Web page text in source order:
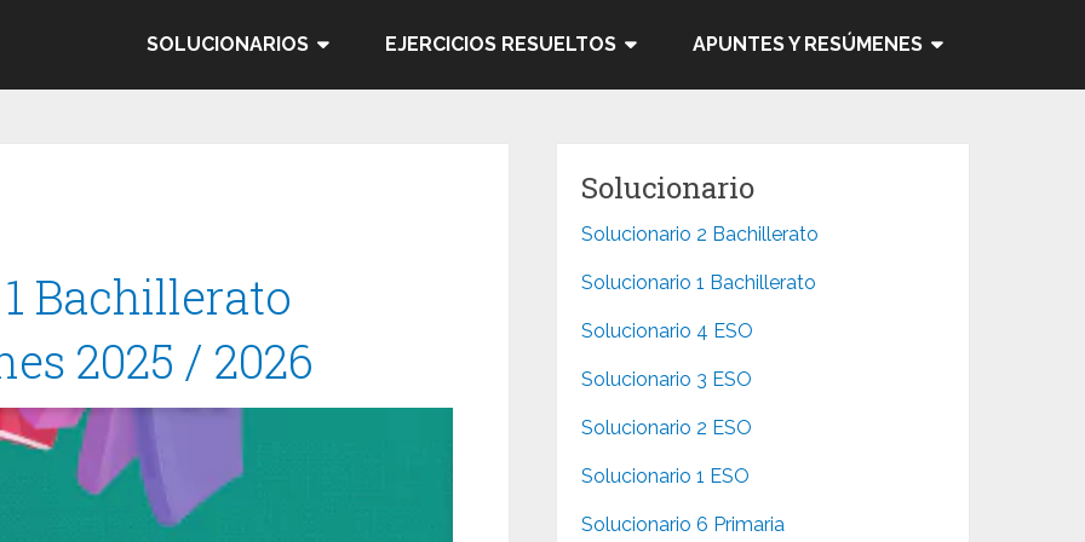
SOLUCIONARIOS EJERCICIOS RESUELTOS APUNTES Y RESÚMENES
Bachillerato
2025 / 2026
Solucionario
Solucionario 2 Bachillerato
Solucionario 1 Bachillerato
Solucionario 4 ESO
Solucionario 3 ESO
Solucionario 2 ESO
Solucionario 1 ESO
Solucionario 6 Primaria